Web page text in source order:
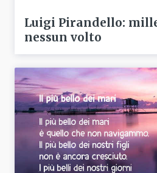
Luigi Pirandello:
nessun volto